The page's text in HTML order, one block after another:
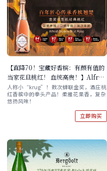
【直降70！宝藏好香槟：有颜有值的
当家花旦桃红！ 血统高贵！】Alfred
Gratien Brut Rose
人称小“krug”！数次蝉联金奖，酒庄桃
红香槟中的拳头产品！柔雅花果香，复杂
悠扬风味！
立即购买